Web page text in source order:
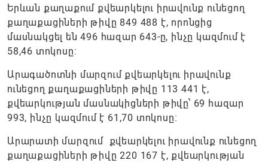
Երևան քաղաքում քվեարկելու իրավունք ունեցող
քաղաքացիների թիվը 849 488 է, որոնցից
մասնակցել են 496 հազար 643-ը, ինչը կազմում է
58,46 տոկոսը։
Արագածոտնի մարզում քվեարկելու իրավունք
ունեցող քաղաքացիների թիվը 113 441 է,
քվեարկության մասնակիցների թիվը՝ 69 հազար
993, ինչը կազմում է 61,70 տոկոսը։
Արարատի մարզում քվեարկելու իրավունք ունեցող
քաղաքացիների թիվը 220 167 է, քվեարկության